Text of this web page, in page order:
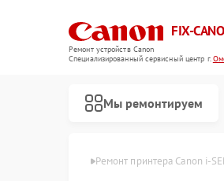
FIX-
Ремонт устройств Canon
Специализированный cервисный центр г.
Мы ремонтируем
Ремонт принтера Canon i-